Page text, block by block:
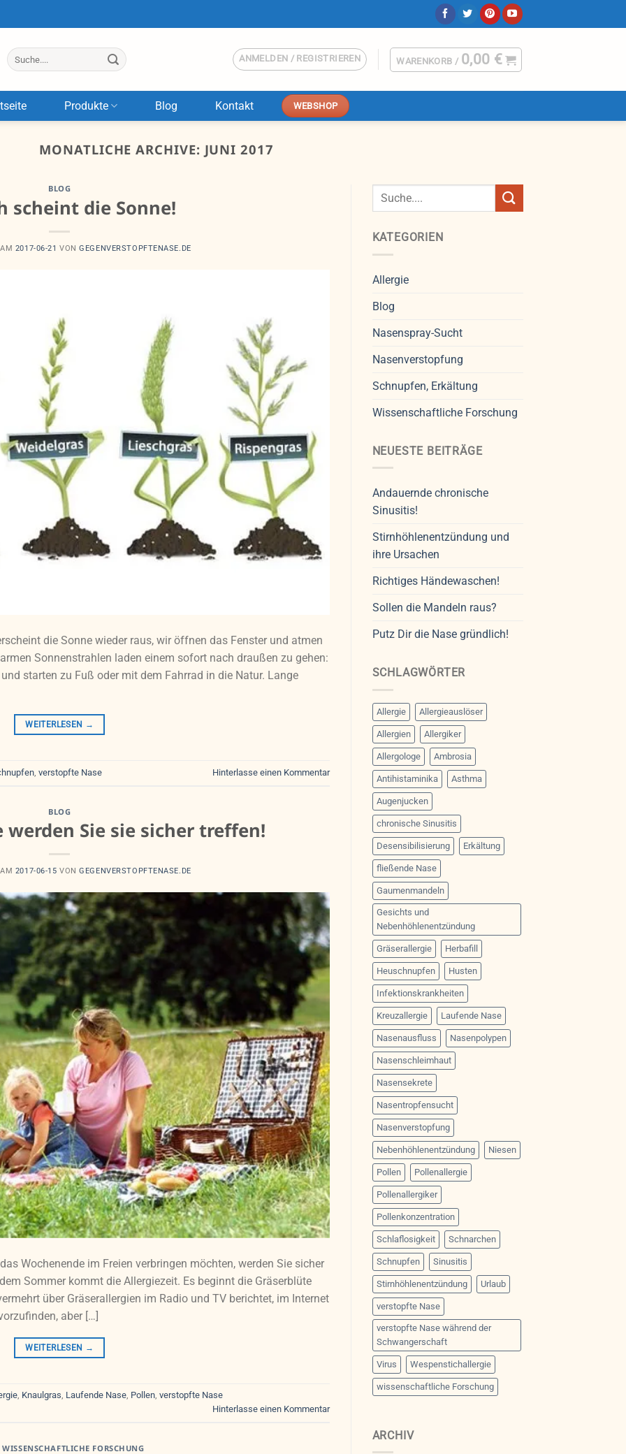
Suche
nach:
ANMELDEN / REGISTRIEREN WARENKORB / 0,00 €
Produkte Blog Kontakt WEBSHOP
MONATLICHE ARCHIVE: JUNI 2017
BLOG
scheint die Sonne!
2017-06-21 VONGEGENVERSTOPFTENASE.DE
die Sonne wieder raus, wir öffnen das Fenster und atmen
Sonnenstrahlen laden einem sofort nach draußen zu gehen:
starten zu Fuß oder mit dem Fahrrad in die Natur. Lange
WEITERLESEN →
verstopfte Nase Hinterlasse einen Kommentar
BLOG
werden Sie sie sicher treffen!
2017-06-15 VONGEGENVERSTOPFTENASE.DE
Wochenende im Freien verbringen möchten, werden Sie sicher
Sommer kommt die Allergiezeit. Es beginnt die Gräserblüte
über Gräserallergien im Radio und TV berichtet, im Internet
aber […]
WEITERLESEN →
, Knaulgras, Laufende Nase, Pollen, verstopfte Nase
Hinterlasse einen Kommentar
WISSENSCHAFTLICHE FORSCHUNG
KATEGORIEN
Allergie
Blog
Nasenspray-Sucht
Nasenverstopfung
Schnupfen, Erkältung
Wissenschaftliche Forschung
NEUESTE BEITRÄGE
Andauernde chronische
Sinusitis!
Stirnhöhlenentzündung und
ihre Ursachen
Richtiges Händewaschen!
Sollen die Mandeln raus?
Putz Dir die Nase gründlich!
SCHLAGWÖRTER
Allergie Allergieauslöser
Allergien Allergiker
Allergologe Ambrosia
Antihistaminika Asthma
Augenjucken
chronische Sinusitis
Desensibilisierung Erkältung
fließende Nase
Gaumenmandeln
Gesichts und
Nebenhöhlenentzündung
Gräserallergie Herbafill
Heuschnupfen Husten
Infektionskrankheiten
Kreuzallergie Laufende Nase
Nasenausfluss Nasenpolypen
Nasenschleimhaut
Nasensekrete
Nasentropfensucht
Nasenverstopfung
Nebenhöhlenentzündung Niesen
Pollen Pollenallergie
Pollenallergiker
Pollenkonzentration
Schlaflosigkeit Schnarchen
Schnupfen Sinusitis
Stirnhöhlenentzündung Urlaub
verstopfte Nase
verstopfte Nase während der
Schwangerschaft
Virus Wespenstichallergie
wissenschaftliche Forschung
ARCHIV